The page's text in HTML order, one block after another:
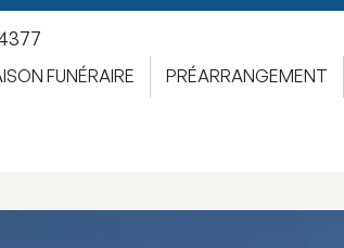
FUNÉRAIRE PRÉARRANGEMENT